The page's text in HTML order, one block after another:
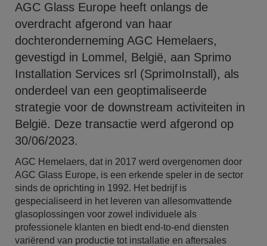
AGC Glass Europe heeft onlangs de
overdracht afgerond van haar
dochteronderneming AGC Hemelaers,
gevestigd in Lommel, België, aan Sprimo
Installation Services srl (SprimoInstall), als
onderdeel van een geoptimaliseerde
strategie voor de downstream activiteiten in
België. Deze transactie werd afgerond op
30/06/2023.
AGC Hemelaers, dat in 2017 werd overgenomen door
AGC Glass Europe, is een erkende speler in de sector
sinds de oprichting in 1992. Het bedrijf is
gespecialiseerd in het leveren van allesomvattende
glasoplossingen voor zowel individuele als
professionele klanten en biedt end-to-end diensten
variërend van productie tot installatie en aftersales